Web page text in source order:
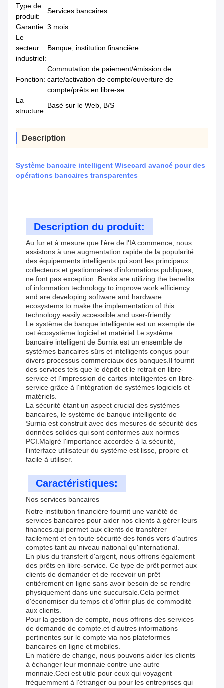
Type de
produit:
Services bancaires
Garantie: 3 mois
Le
secteur
industriel:
Banque, institution financière
Fonction:
Commutation de paiement/émission de
carte/activation de compte/ouverture de
compte/prêts en libre-se
La
structure:
Basé sur le Web, B/S
Description
Système bancaire intelligent Wisecard avancé pour des
opérations bancaires transparentes
Description du produit:
Au fur et à mesure que l'ère de l'IA commence, nous
assistons à une augmentation rapide de la popularité
des équipements intelligents.qui sont les principaux
collecteurs et gestionnaires d'informations publiques,
ne font pas exception. Banks are utilizing the benefits
of information technology to improve work efficiency
and are developing software and hardware
ecosystems to make the implementation of this
technology easily accessible and user-friendly.
Le système de banque intelligente est un exemple de
cet écosystème logiciel et matériel.Le système
bancaire intelligent de Surnia est un ensemble de
systèmes bancaires sûrs et intelligents conçus pour
divers processus commerciaux des banques.Il fournit
des services tels que le dépôt et le retrait en libre-
service et l'impression de cartes intelligentes en libre-
service grâce à l'intégration de systèmes logiciels et
matériels.
La sécurité étant un aspect crucial des systèmes
bancaires, le système de banque intelligente de
Surnia est construit avec des mesures de sécurité des
données solides qui sont conformes aux normes
PCI.Malgré l'importance accordée à la sécurité,
l'interface utilisateur du système est lisse, propre et
facile à utiliser.
Caractéristiques:
Nos services bancaires
Notre institution financière fournit une variété de
services bancaires pour aider nos clients à gérer leurs
finances.qui permet aux clients de transférer
facilement et en toute sécurité des fonds vers d'autres
comptes tant au niveau national qu'international.
En plus du transfert d'argent, nous offrons également
des prêts en libre-service. Ce type de prêt permet aux
clients de demander et de recevoir un prêt
entièrement en ligne sans avoir besoin de se rendre
physiquement dans une succursale.Cela permet
d'économiser du temps et d'offrir plus de commodité
aux clients.
Pour la gestion de compte, nous offrons des services
de demande de compte.et d'autres informations
pertinentes sur le compte via nos plateformes
bancaires en ligne et mobiles.
En matière de change, nous pouvons aider les clients
à échanger leur monnaie contre une autre
monnaie.Ceci est utile pour ceux qui voyagent
fréquemment à l'étranger ou pour les entreprises qui